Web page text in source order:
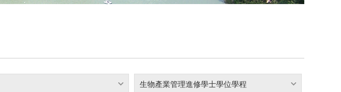
生物產業管理進修學士學位學程